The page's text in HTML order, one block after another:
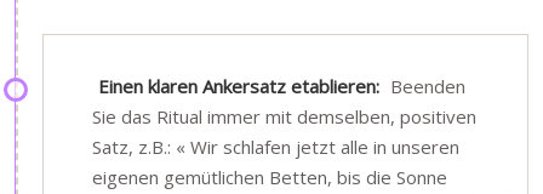
Einen klaren Ankersatz etablieren: Beenden
Sie das Ritual immer mit demselben, positiven
Satz, z.B.: « Wir schlafen jetzt alle in unseren
eigenen gemütlichen Betten, bis die Sonne